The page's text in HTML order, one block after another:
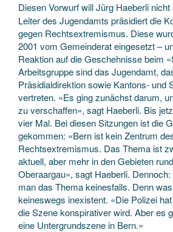
Diesen Vorwurf will Jürg Haeberli
Leiter des Jugendamts präsidiert die
gegen Rechtsextremismus. Diese
2001 vom Gemeinderat eingesetzt –
Reaktion auf die Geschehnisse beim
Arbeitsgruppe sind das Jugendamt,
Präsidialdirektion sowie Kantons- und
vertreten. «Es ging zunächst darum,
zu verschaffen», sagt Haeberli. Bis
vier Mal. Bei diesen Sitzungen ist die
gekommen: «Bern ist kein Zentrum
Rechtsextremismus. Das Thema ist
aktuell, aber mehr in den Gebieten
Oberaargau», sagt Haeberli.
man das Thema keinesfalls. Denn
keineswegs inexistent. «Die Polizei
die Szene konspirativer wird. Aber es
eine Untergrundszene in Bern.»